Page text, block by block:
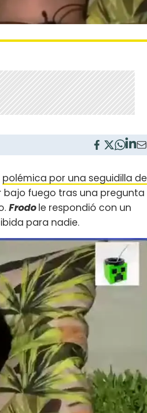
polémica por una seguidilla de
bajo fuego tras una pregunta
Frodole respondió con un
para nadie.